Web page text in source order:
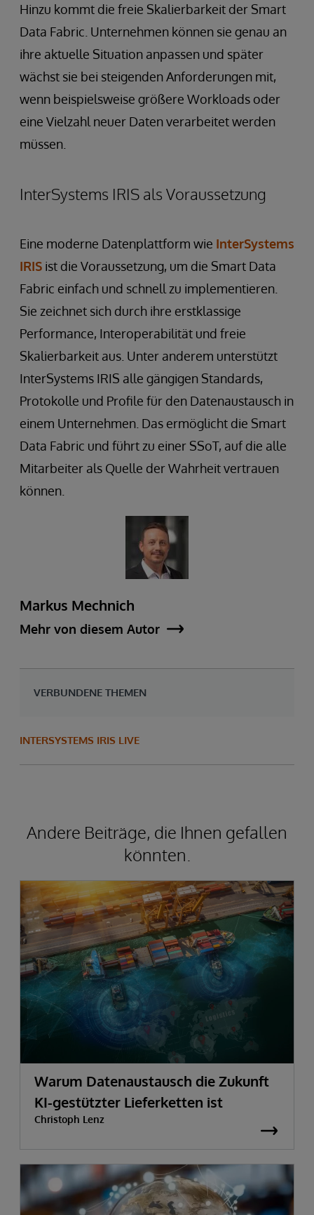
Hinzu kommt die freie Skalierbarkeit der Smart
Data Fabric. Unternehmen können sie genau an
ihre aktuelle Situation anpassen und später
wächst sie bei steigenden Anforderungen mit,
wenn beispielsweise größere Workloads oder
eine Vielzahl neuer Daten verarbeitet werden
müssen.
InterSystems IRIS als Voraussetzung
Eine moderne Datenplattform wie InterSystems
IRIS ist die Voraussetzung, um die Smart Data
Fabric einfach und schnell zu implementieren.
Sie zeichnet sich durch ihre erstklassige
Performance, Interoperabilität und freie
Skalierbarkeit aus. Unter anderem unterstützt
InterSystems IRIS alle gängigen Standards,
Protokolle und Profile für den Datenaustausch in
einem Unternehmen. Das ermöglicht die Smart
Data Fabric und führt zu einer SSoT, auf die alle
Mitarbeiter als Quelle der Wahrheit vertrauen
können.
Markus Mechnich
Mehr von diesem Autor
VERBUNDENE THEMEN
INTERSYSTEMS IRIS LIVE
Andere Beiträge, die Ihnen gefallen
könnten.
Warum Datenaustausch die Zukunft
KI-gestützter Lieferketten ist
Christoph Lenz